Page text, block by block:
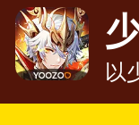
以